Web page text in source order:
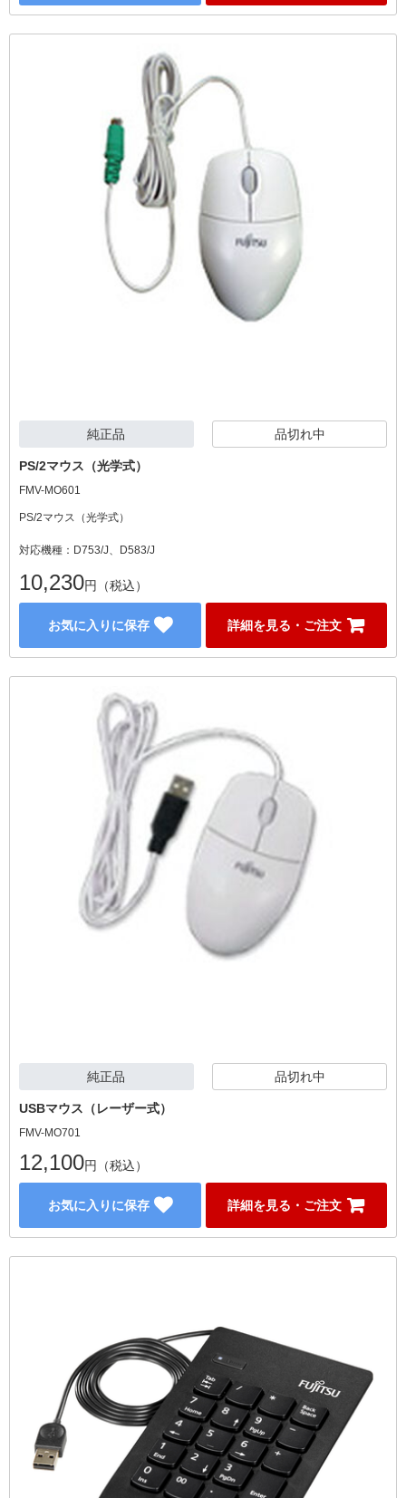
純正品 品切れ中
PS/2マウス（光学式）
FMV-MO601
PS/2マウス（光学式）
対応機種：D753/J、D583/J
10,230円（税込）
お気に入りに保存 詳細を見る・ご注文
純正品 品切れ中
USBマウス（レーザー式）
FMV-MO701
12,100円（税込）
お気に入りに保存 詳細を見る・ご注文